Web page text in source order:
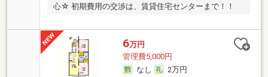
心☆ 初期費用の交渉は、賃貸住宅センターまで！！
6万円
管理費5,000円
なし
2万円